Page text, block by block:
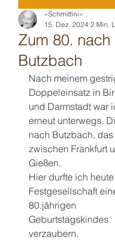
Zum 80. nach
Butzbach
»Schmittini«
15. Dez. 2024 2 Min.
Nach meinem
Doppeleinsatz in
und Darmstadt war
erneut unterwegs.
nach Butzbach,
zwischen Frankfurt
Gießen.
Hier durfte ich
Festgesellschaft
80.jährigen
Geburtstagskindes
verzaubern.